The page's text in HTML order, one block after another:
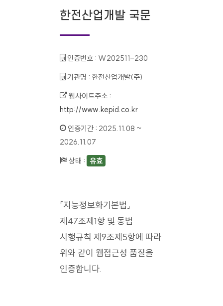
한전산업개발 국문
인증번호 : W202511-230
기관명 : 한전산업개발(주)
웹사이트주소 :
http://www.kepid.co.kr
인증기간 : 2025.11.08 ~
2026.11.07
상태 : 유효
「지능정보화기본법」
제47조제1항 및 동법
시행규칙 제9조제5항에 따라
위와 같이 웹접근성 품질을
인증합니다.